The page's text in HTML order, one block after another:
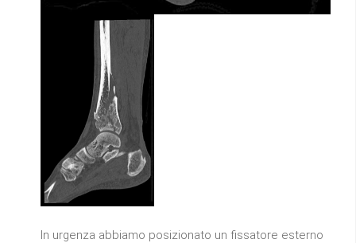
In urgenza abbiamo posizionato un fissatore esterno